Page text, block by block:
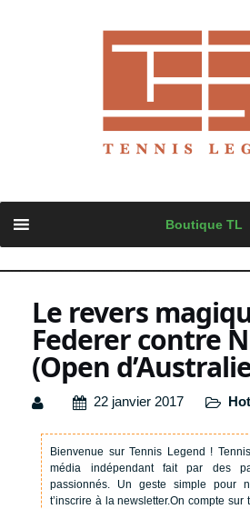
content
Boutique TL
Le revers
Federer contre
(Open
22 janvier 2017
Bienvenue sur Tennis Legend !
média indépendant fait par des
passionnés. Un geste simple pour
t’inscrire à la newsletter.On compte sur